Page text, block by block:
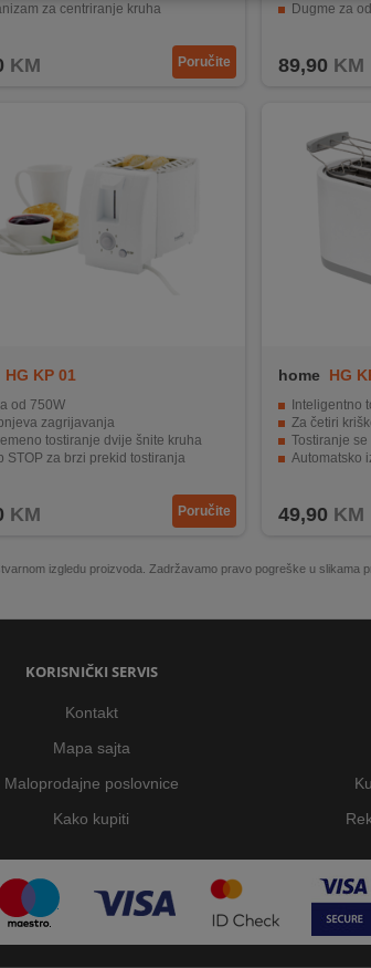
za centriranje kruha
KM Poručite
Dugme za
89,90 KM
HG KP 01
od 750W
zagrijavanja
tostiranje dvije šnite kruha
STOP za brzi prekid tostiranja
KM Poručite
home HG
Inteligentno
Za četiri
Tostiranje
Automatsko
49,90 KM
izgledu proizvoda. Zadržavamo pravo pogreške u slikama
KORISNIČKI SERVIS
Kontakt
Mapa sajta
Maloprodajne poslovnice
Kako kupiti